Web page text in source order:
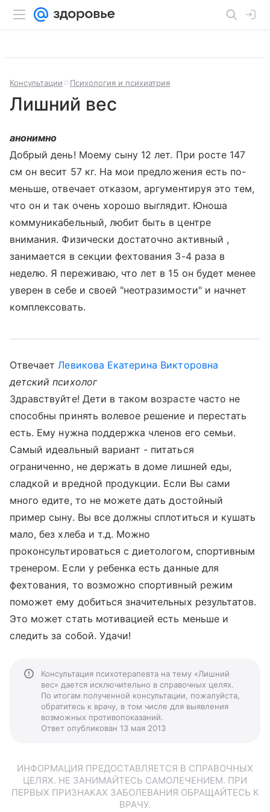
Консультации Психология и психиатрия
Лишний вес
анонимно
Добрый день! Моему сыну 12 лет. При росте 147
см он весит 57 кг. На мои предложения есть по-
меньше, отвечает отказом, аргументируя это тем,
что он и так очень хорошо выглядит. Юноша
коммуникабельный, любит быть в центре
внимания. Физически достаточно активный ,
занимается в секции фехтования 3-4 раза в
неделю. Я переживаю, что лет в 15 он будет менее
уверен в себе и своей "неотразимости" и начнет
комплексовать.
ОтвечаетЛевикова Екатерина Викторовна
детский психолог
Здравствуйте! Дети в таком возрасте часто не
способны принять волевое решение и перестать
есть. Ему нужна поддержка членов его семьи.
Самый идеальный вариант - питаться
ограниченно, не держать в доме лишней еды,
сладкой и вредной продукции. Если Вы сами
много едите, то не можете дать достойный
пример сыну. Вы все должны сплотиться и кушать
мало, без хлеба и т.д. Можно
проконсультироваться с диетологом, спортивным
тренером. Если у ребенка есть данные для
фехтования, то возможно спортивный режим
поможет ему добиться значительных результатов.
Это может стать мотивацией есть меньше и
следить за собой. Удачи!
Консультация психотерапевта на тему «Лишний
вес» дается исключительно в справочных целях.
По итогам полученной консультации, пожалуйста,
обратитесь к врачу, в том числе для выявления
возможных противопоказаний.
Ответ опубликован 13 мая 2013
ИНФОРМАЦИЯ ПРЕДОСТАВЛЯЕТСЯ В СПРАВОЧНЫХ
ЦЕЛЯХ. НЕ ЗАНИМАЙТЕСЬ САМОЛЕЧЕНИЕМ. ПРИ
ПЕРВЫХ ПРИЗНАКАХ ЗАБОЛЕВАНИЯ ОБРАЩАЙТЕСЬ К
ВРАЧУ.